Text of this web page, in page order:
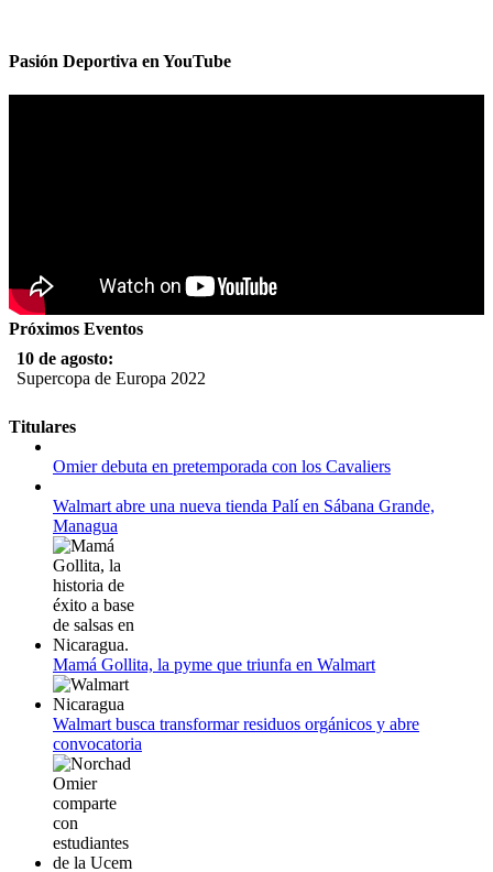
Pasión Deportiva en YouTube
Próximos Eventos
10 de agosto:
Supercopa de Europa 2022
11 al 21 de agosto:
Campeonato Europeo de Natación 2022
12 de agosto:
Empieza La Liga 2022-2023
Titulares
Omier debuta en pretemporada con los Cavaliers
Walmart abre una nueva tienda Palí en Sábana Grande,
Managua
Mamá Gollita, la pyme que triunfa en Walmart
Walmart busca transformar residuos orgánicos y abre
convocatoria